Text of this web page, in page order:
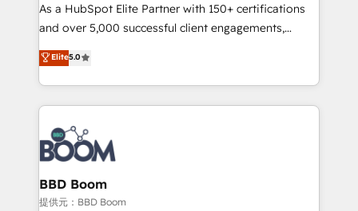
de conversion qui transforment les visiteurs en
opportunités d'affaires ➤ La mise en place de
stratégies d'acquisition marketing (SEO, SEA,
inbound, automatisation marketing, ABM, IA,
emailing) Informations clés : - 10 ans d'expérience -
100+ intégrations CRM HubSpot réussies - 40
experts conseil - 150 certifications HubSpot
cumulées
As a HubSpot Elite Partner with 150+ certifications
and over 5,000 successful client engagements,
Vonazon turns marketing complexity into
measurable, scalable growth. From onboarding to
enterprise-grade campaigns, our in-house team
builds scalable strategies that drive long-term
revenue. ⚙️ HubSpot Integration & Optimization •
Seamless CRM, CMS, and automation setup •
Complex platform migrations and data cleanups •
Custom APIs and third-party integrations 📈 End-to-
End Revenue Acceleration • Lifecycle marketing and
Elite5.0
BBD Boom
提供元：BBD Boom